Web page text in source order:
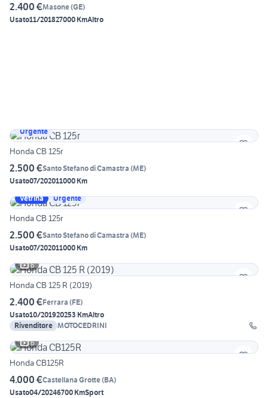
2.400 €Masone(GE)
Usato11/201827000 KmAltro
Urgente
Honda CB 125r
2.500 €Santo Stefano di Camastra (ME)
Usato07/202011000 Km
Vetrina
Urgente
Honda CB 125r
2.500 €Santo Stefano di Camastra (ME)
Usato07/202011000 Km
6
Honda CB 125 R (2019)
2.400 €Ferrara (FE)
Usato10/201920253 KmAltro
Rivenditore MOTOCEDRINI
6
Honda CB125R
4.000 €Castellana Grotte(BA)
Usato04/20246700 KmSport